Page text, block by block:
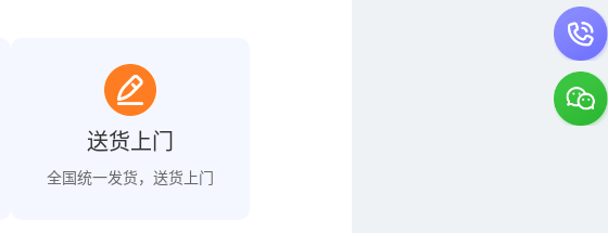
送货上门
全国统一发货，送货上门